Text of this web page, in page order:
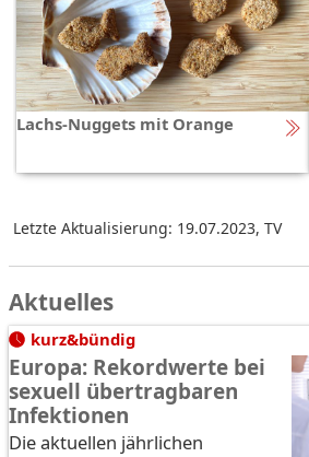
Lachs-Nuggets mit Orange
Letzte Aktualisierung: 19.07.2023, TV
Aktuelles
kurz&bündig
Europa: Rekordwerte bei
sexuell übertragbaren
Infektionen
Die aktuellen jährlichen